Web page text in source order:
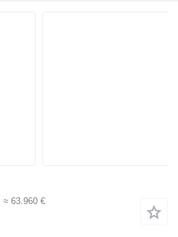
≈ 63.960 €